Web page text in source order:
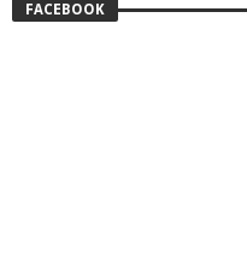
FACEBOOK